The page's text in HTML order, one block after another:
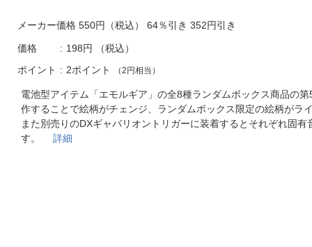
お客様サポート
ご利用ガイド
よくある質問・お問合せ
ご利用規約
メーカー価格 550円（税込） 64％引き 352円引き
価格 198円
（税込）
ポイント
2ポイント （2円相当）
電池型アイテム「エモルギア」の全8種ランダムボックス商品の
作することで絵柄がチェンジ、ランダムボックス限定の絵柄がラ
また別売りのDXギャバリオントリガーに装着するとそれぞれ固有
す。詳細